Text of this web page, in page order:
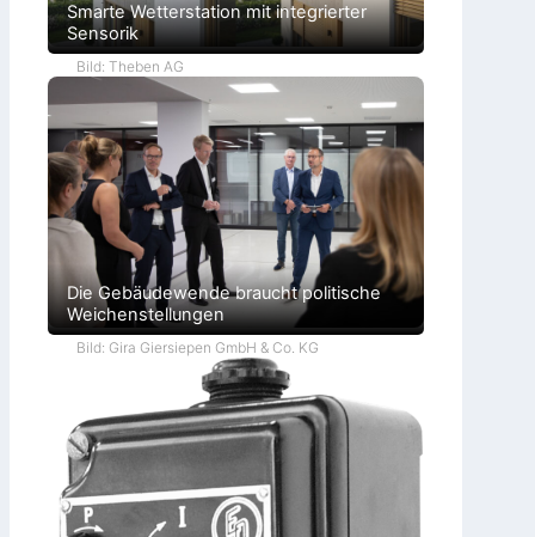
Smarte Wetterstation mit integrierter
Sensorik
Bild: Theben AG
Die Gebäudewende braucht politische
Weichenstellungen
Bild: Gira Giersiepen GmbH & Co. KG